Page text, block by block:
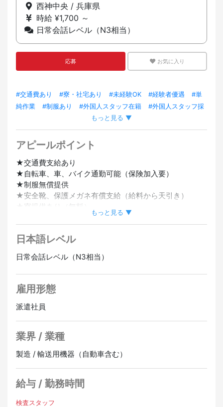
西神中央 / 兵庫県
時給 ¥1,700 ～
日常会話レベル（N3相当）
応募 お気に入り
#交通費あり #寮・社宅あり #未経験OK #経験者優遇
#単
純作業
#制服あり #外国人スタッフ在籍
#外国人スタッフ採
#車・バイク通勤OK #転勤なし
もっと見る ▼
アピールポイント
★交通費支給あり
★自転車、車、バイク通勤可能（保険加入要）
★制服無償提供
★安全靴、保護メガネ有償支給（給料から天引き）
★寮提供あり（無料）
★2交替 ①8:00～17:00
20分有償休憩あり 実働時間8時間
もっと見る ▼
日本語レベル
日常会話レベル（N3相当）
雇用形態
派遣社員
業界 / 業種
製造 / 輸送用機器（自動車含む）
給与 / 勤務時間
検査スタッフ